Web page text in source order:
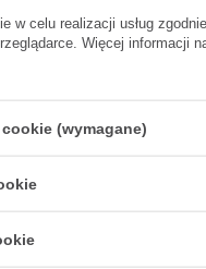
51,93 zł / szt.
w celu realizacji usług
Więcej informacji
(wymagane)